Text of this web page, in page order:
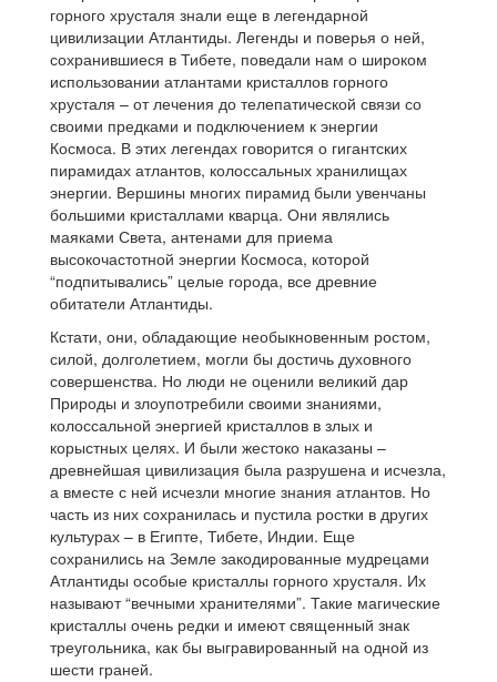
горного хрусталя знали еще в легендарной
цивилизации Атлантиды. Легенды и поверья о ней,
сохранившиеся в Тибете, поведали нам о широком
использовании атлантами кристаллов горного
хрусталя – от лечения до телепатической связи со
своими предками и подключением к энергии
Космоса. В этих легендах говорится о гигантских
пирамидах атлантов, колоссальных хранилищах
энергии. Вершины многих пирамид были увенчаны
большими кристаллами кварца. Они являлись
маяками Света, антенами для приема
высокочастотной энергии Космоса, которой
“подпитывались” целые города, все древние
обитатели Атлантиды.
Кстати, они, обладающие необыкновенным ростом,
силой, долголетием, могли бы достичь духовного
совершенства. Но люди не оценили великий дар
Природы и злоупотребили своими знаниями,
колоссальной энергией кристаллов в злых и
корыстных целях. И были жестоко наказаны –
древнейшая цивилизация была разрушена и исчезла,
а вместе с ней исчезли многие знания атлантов. Но
часть из них сохранилась и пустила ростки в других
культурах – в Египте, Тибете, Индии. Еще
сохранились на Земле закодированные мудрецами
Атлантиды особые кристаллы горного хрусталя. Их
называют “вечными хранителями”. Такие магические
кристаллы очень редки и имеют священный знак
треугольника, как бы выгравированный на одной из
шести граней.